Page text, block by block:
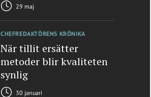
29 maj
CHEFREDAKTÖRENS KRÖNIKA
När tillit ersätter
metoder blir kvaliteten
synlig
30 januari